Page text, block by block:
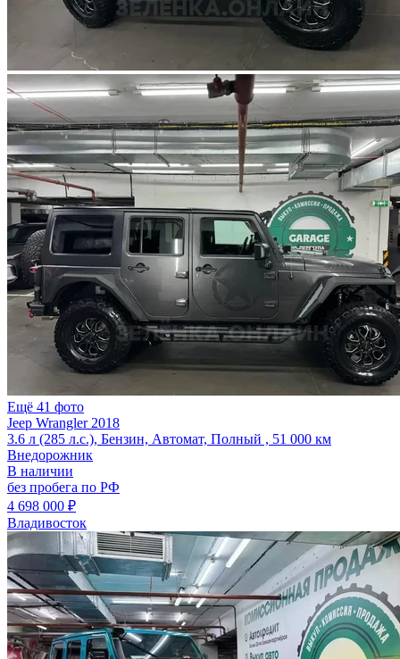
Ещё 41 фото
Jeep Wrangler 2018
3.6 л (285 л.с.), Бензин, Автомат, Полный , 51 000 км
Внедорожник
В наличии
без пробега по РФ
4 698 000 ₽
Владивосток